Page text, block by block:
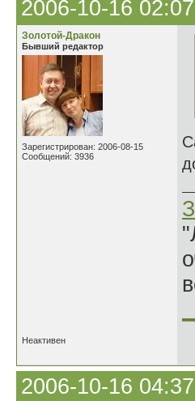
2006-10-16
Золотой-Дракон
Бывший редактор
Зарегистрирован: 2006-08-15
Сообщений: 3936
Неактивен
2006-10-16